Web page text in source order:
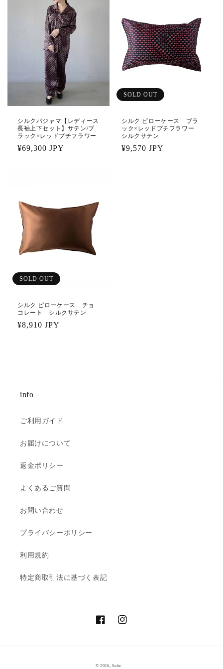
シルクパジャマ【レディース
長袖上下セット】サテン/ブ
ラック×レッドプチフラワー
通
¥69,300 JPY
SOLD OUT
シルク ピローケース ブラ
ック×レッドプチフラワー
シルクサテン
通
¥9,570 JPY
SOLD OUT
シルク ピローケース チョ
コレート シルクサテン
通
¥8,910 JPY
info
ご利用ガイド
お届けについて
返金ポリシー
よくあるご質問
お問い合わせ
プライバシーポリシー
利用規約
特定商取引法に基づく表記
FacebookInstagram
© 2026,Sube